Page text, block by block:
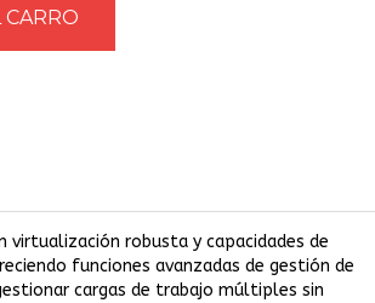
virtualización robusta y capacidades de
funciones avanzadas de gestión de
cargas de trabajo múltiples sin